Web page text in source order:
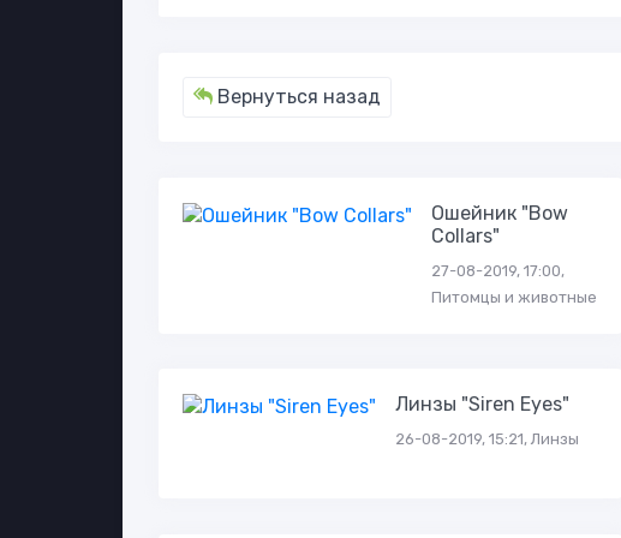
Вернуться назад
Ошейник "Bow
Collars"
27-08-2019, 17:00,
Питомцы и животные
Линзы "Siren Eyes"
26-08-2019, 15:21, Линзы